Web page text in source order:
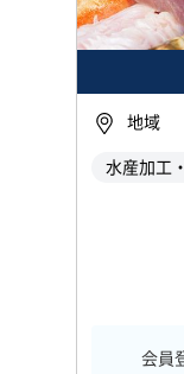
地域
水産加工
会員